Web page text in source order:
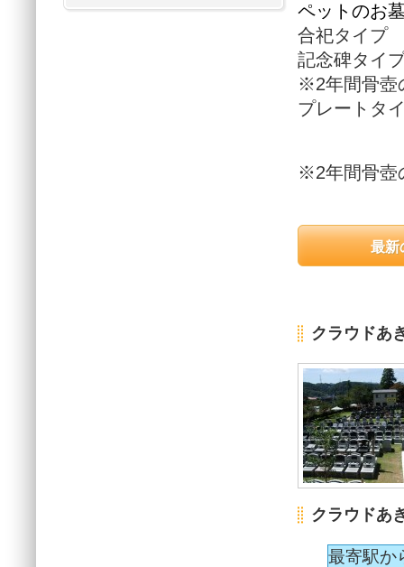
ペットのお
合祀タイ
記念碑タ
※2年間骨壺
プレートタ
※2年間骨壺
最新
クラウドあ
クラウド
最寄駅か